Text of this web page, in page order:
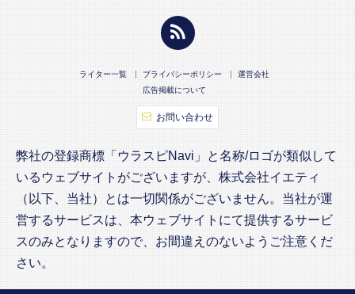
ライター一覧 プライバシーポリシー
運営会社
広告掲載について
お問い合わせ
弊社の登録商標「ウラスピNavi」と名称/ロゴが類似して
いるウェブサイトがございますが、株式会社イエティ
（以下、当社）とは一切関係がございません。当社が運
営するサービスは、本ウェブサイトにて提供するサービ
スのみとなりますので、お間違えのないようご注意くだ
さい。